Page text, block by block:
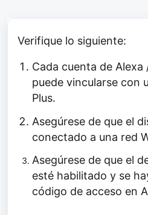
Verifique lo siguiente:
Cada cuenta de Alexa
puede vincularse con
Plus.
Asegúrese de que el
conectado a una red
Asegúrese de que el
esté habilitado y se
código de acceso en